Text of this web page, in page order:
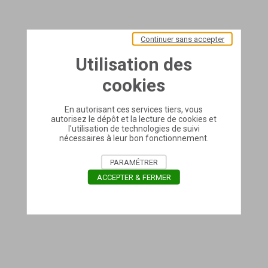
Utilisation des
cookies
En autorisant ces services tiers, vous
autorisez le dépôt et la lecture de cookies et
l'utilisation de technologies de suivi
nécessaires à leur bon fonctionnement.
Continuer sans accepter
PARAMÉTRER
ACCEPTER & FERMER